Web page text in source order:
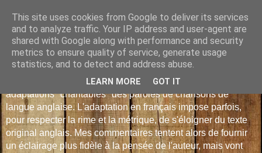
Les Monophonies de
Polyphrène
Versions françaises inédites : déjà plus de 510 traductions -
adaptations "chantables" des paroles de chansons de
langue anglaise. L'adaptation en français impose parfois,
pour respecter la rime et la métrique, de s'éloigner du texte
original anglais. Mes commentaires tentent alors de fournir
un éclairage plus fidèle à la pensée de l'auteur, mais vont
This site uses cookies from Google to deliver its services
and to analyze traffic. Your IP address and user-agent are
shared with Google along with performance and security
metrics to ensure quality of service, generate usage
statistics, and to detect and address abuse.
LEARN MORE GOT IT